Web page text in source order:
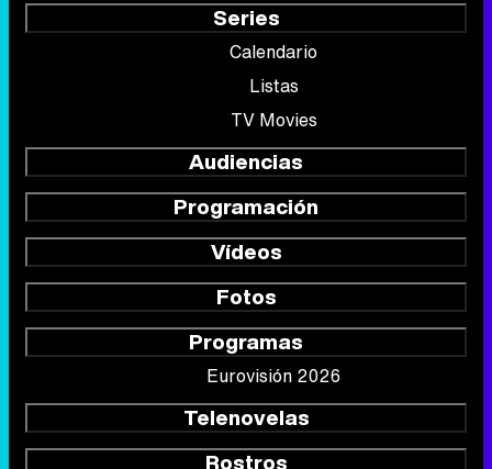
Series
Calendario
Listas
TV Movies
Audiencias
Programación
Vídeos
Fotos
Programas
Eurovisión 2026
Telenovelas
Rostros